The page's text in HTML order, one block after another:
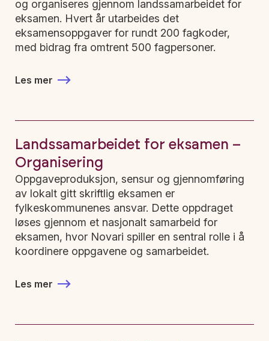
og organiseres gjennom landssamarbeidet for
eksamen. Hvert år utarbeides det
eksamensoppgaver for rundt 200 fagkoder,
med bidrag fra omtrent 500 fagpersoner.
Les mer
Landssamarbeidet for eksamen –
Organisering
Oppgaveproduksjon, sensur og gjennomføring
av lokalt gitt skriftlig eksamen er
fylkeskommunenes ansvar. Dette oppdraget
løses gjennom et nasjonalt samarbeid for
eksamen, hvor Novari spiller en sentral rolle i å
koordinere oppgavene og samarbeidet.
Les mer